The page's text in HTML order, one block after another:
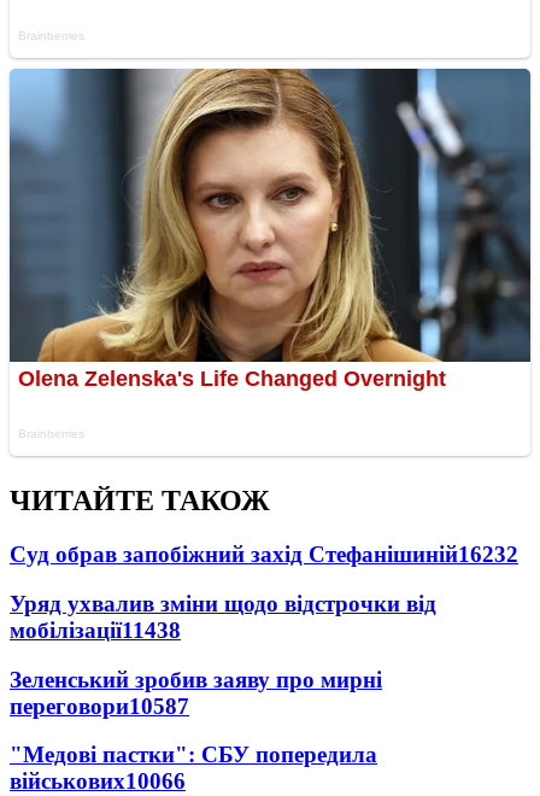
ЧИТАЙТЕ ТАКОЖ
Суд обрав запобіжний захід Стефанішиній16232
Уряд ухвалив зміни щодо відстрочки від
мобілізації11438
Зеленський зробив заяву про мирні
переговори10587
"Медові пастки": СБУ попередила
військових10066